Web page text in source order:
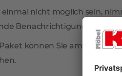
einmal nicht möglich sein,
Benachrichtigungskarte
können Sie am